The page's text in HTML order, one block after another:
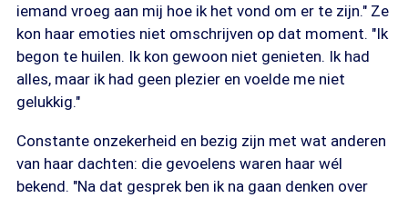
iemand vroeg aan mij hoe ik het vond om er te zijn." Ze
kon haar emoties niet omschrijven op dat moment. "Ik
begon te huilen. Ik kon gewoon niet genieten. Ik had
alles, maar ik had geen plezier en voelde me niet
gelukkig."
Constante onzekerheid en bezig zijn met wat anderen
van haar dachten: die gevoelens waren haar wél
bekend. "Na dat gesprek ben ik na gaan denken over